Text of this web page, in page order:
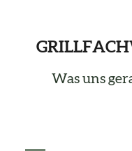
Was uns